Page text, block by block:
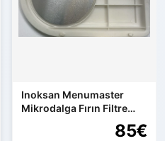
Inoksan Menumaster
Mikrodalga Fırın Filtre
85€